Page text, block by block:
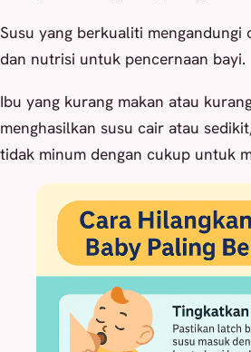
Susu yang berkualiti mengandungi
dan nutrisi untuk pencernaan bayi.
Ibu yang kurang makan atau
menghasilkan susu cair atau
tidak minum dengan cukup untuk